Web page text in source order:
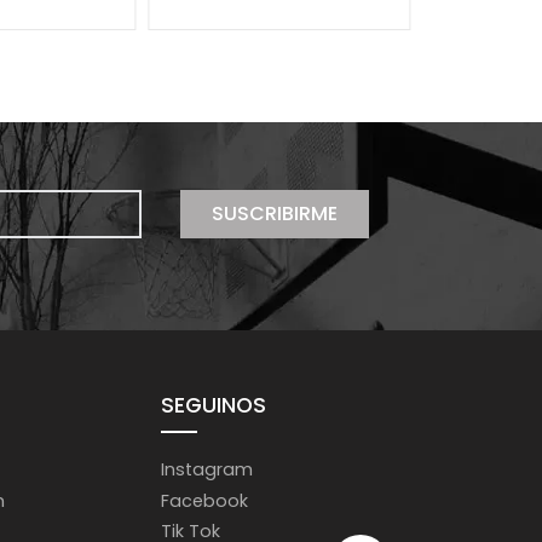
SUSCRIBIRME
SEGUINOS
Instagram
Facebook
Tik Tok